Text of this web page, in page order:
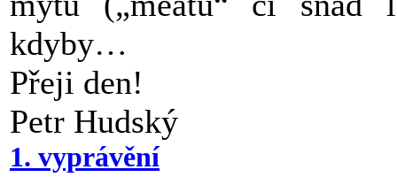
kdyby…
Přeji den!
Petr Hudský
1. vyprávění